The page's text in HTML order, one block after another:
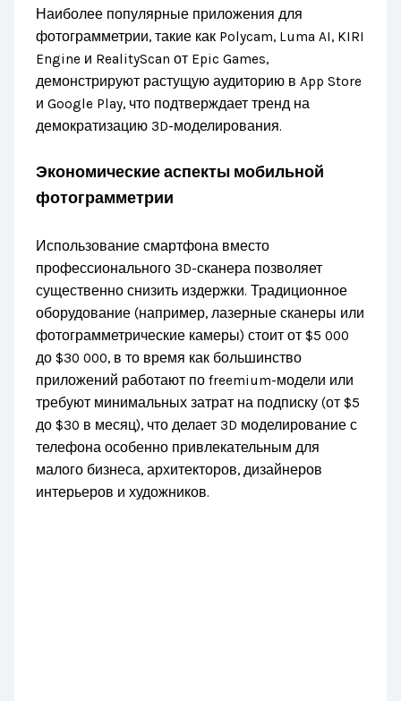
Наиболее популярные приложения для
фотограмметрии, такие как Polycam, Luma AI, KIRI
Engine и RealityScan от Epic Games,
демонстрируют растущую аудиторию в App Store
и Google Play, что подтверждает тренд на
демократизацию 3D-моделирования.
Экономические аспекты мобильной
фотограмметрии
Использование смартфона вместо
профессионального 3D-сканера позволяет
существенно снизить издержки. Традиционное
оборудование (например, лазерные сканеры или
фотограмметрические камеры) стоит от $5 000
до $30 000, в то время как большинство
приложений работают по freemium-модели или
требуют минимальных затрат на подписку (от $5
до $30 в месяц), что делает 3D моделирование с
телефона особенно привлекательным для
малого бизнеса, архитекторов, дизайнеров
интерьеров и художников.